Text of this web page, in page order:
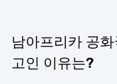
남아프리카 공
고인 이유는?